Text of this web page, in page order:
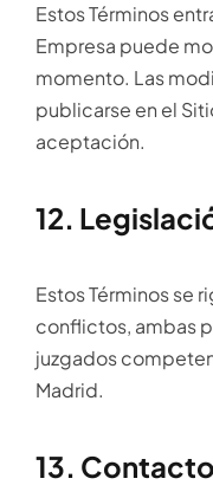
Estos Términos
Empresa puede
momento. Las
publicarse en el
aceptación.
12.
Estos Términos se
conflictos, ambas
juzgados
Madrid.
13. Contacto